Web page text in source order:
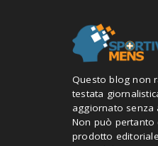
Questo blog non
testata
aggiornato senza
Non può pertanto
prodotto